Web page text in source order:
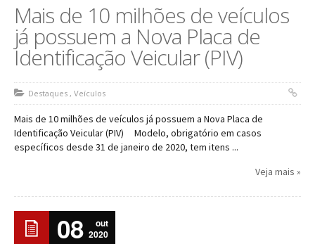
Mais de 10 milhões de veículos
já possuem a Nova Placa de
Identificação Veicular (PIV)
Destaques , Veículos
Mais de 10 milhões de veículos já possuem a Nova Placa de
Identificação Veicular (PIV) Modelo, obrigatório em casos
específicos desde 31 de janeiro de 2020, tem itens ...
Veja mais »
08
out
2020